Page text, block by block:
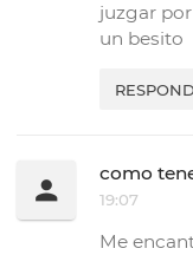
juzgar
un besito
como
19:07
Me